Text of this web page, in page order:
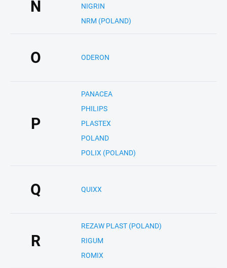
N
NIGRIN
NRM (POLAND)
O ODERON
P
PANACEA
PHILIPS
PLASTEX
POLAND
POLIX (POLAND)
Q QUIXX
R
REZAW PLAST (POLAND)
RIGUM
ROMIX